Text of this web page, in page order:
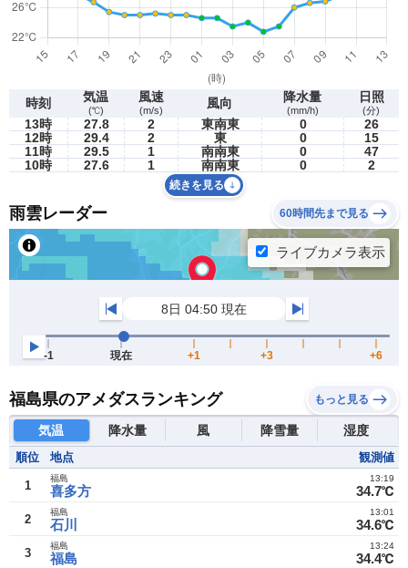
時刻 気温
(℃)
風速
(m/s) 風向 降水量
(mm/h)
日照
(分)
13時 27.8 2 東南東 0
26
12時
29.4 2 東 0
15
11時
29.5 1 南南東 0
47
10時
27.6 1 南南東 0 2
続きを見る
雨雲レーダー 60時間先まで見る
福島県のアメダスランキング もっと見る
気温 降水量 風 降雪量 湿度
順位 地点 観測値
1 喜多方
福島
34.7℃
13:19
2 石川
福島
34.6℃
13:01
3 福島
福島
34.4℃
13:24